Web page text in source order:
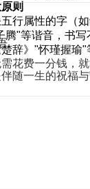
则
行属性的字（
腾"等谐音，书
辞》"怀瑾握瑜"
花费一分钱，
随一生的祝福